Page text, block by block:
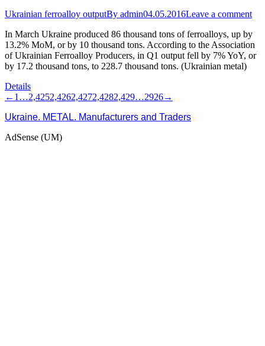
Ukrainian ferroalloy outputBy admin04.05.2016Leave a comment
In March Ukraine produced 86 thousand tons of ferroalloys, up by
13.2% MoM, or by 10 thousand tons. According to the Association
of Ukrainian Ferroalloy Producers, in Q1 output fell by 7% YoY, or
by 17.2 thousand tons, to 228.7 thousand tons. (Ukrainian metal)
Details
← 1 …2,4252,4262,4272,4282,429…2926→
Ukraine. METAL. Manufacturers and Traders
AdSense (UM)